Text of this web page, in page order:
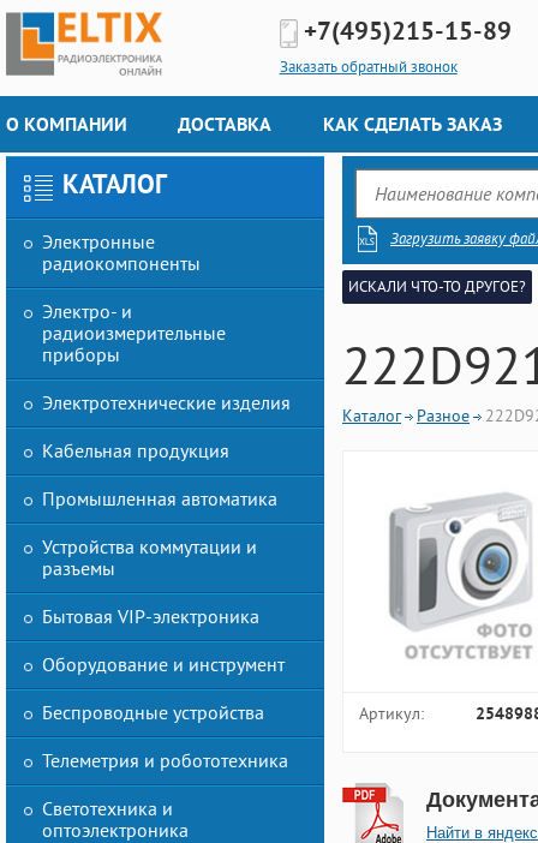
+7(495)215-15-89
Заказать обратный звонок
О КОМПАНИИ ДОСТАВКА КАК СДЕЛАТЬ ЗАКАЗ
КАТАЛОГ
Электронные
радиокомпоненты
Электро- и
радиоизмерительные
приборы
Электротехнические изделия
Кабельная продукция
Промышленная автоматика
Устройства коммутации и
разъемы
Бытовая VIP-электроника
Оборудование и инструмент
Беспроводные устройства
Телеметрия и робототехника
Светотехника и
оптоэлектроника
Загрузить заявку
ИСКАЛИ ЧТО-ТО ДРУГОЕ?
Каталог Разное
Артикул:
Найти в яндекс